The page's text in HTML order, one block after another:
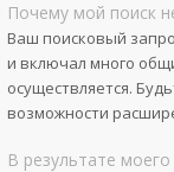
Почему мой поиск
Ваш поисковый
и включал много
осуществляется.
возможности
В результате